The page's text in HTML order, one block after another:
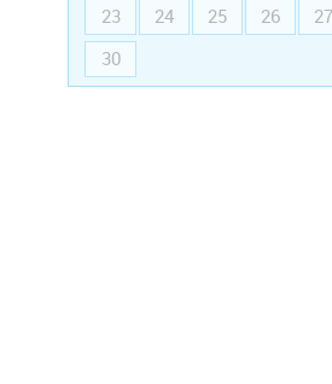
23
24 25 26 27
30